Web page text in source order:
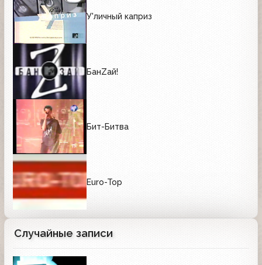
У'личный каприз
БанZай!
Бит-Битва
Euro-Top
Случайные записи